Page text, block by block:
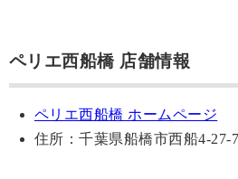
ペリエ西船橋 店舗情報
ペリエ西船橋 ホームページ
住所：千葉県船橋市西船4-27-